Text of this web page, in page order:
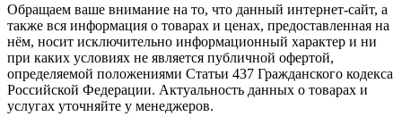
Обращаем ваше внимание на то, что данный интернет-сайт, а
также вся информация о товарах и ценах, предоставленная на
нём, носит исключительно информационный характер и ни
при каких условиях не является публичной офертой,
определяемой положениями Статьи 437 Гражданского кодекса
Российской Федерации. Актуальность данных о товарах и
услугах уточняйте у менеджеров.